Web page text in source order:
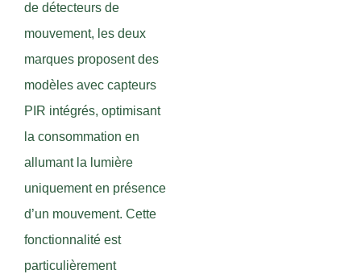
de détecteurs de
mouvement, les deux
marques proposent des
modèles avec capteurs
PIR intégrés, optimisant
la consommation en
allumant la lumière
uniquement en présence
d’un mouvement. Cette
fonctionnalité est
particulièrement